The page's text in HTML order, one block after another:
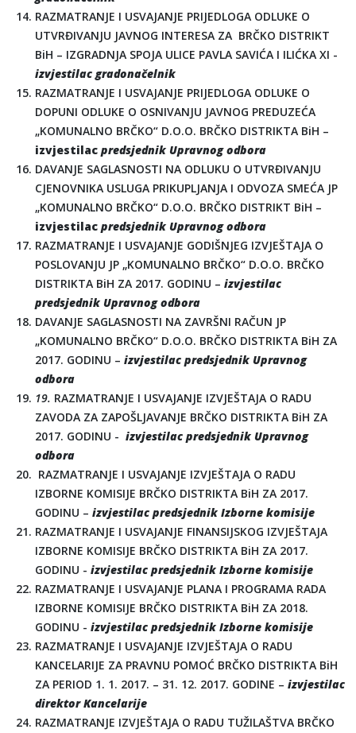
RAZMATRANJE I USVAJANJE PRIJEDLOGA ODLUKE O
UTVRĐIVANJU JAVNOG INTERESA ZA BRČKO DISTRIKT
BiH – IZGRADNJA SPOJA ULICE PAVLA SAVIĆA I ILIĆKA XI -
izvjestilac gradonačelnik
RAZMATRANJE I USVAJANJE PRIJEDLOGA ODLUKE O
DOPUNI ODLUKE O OSNIVANJU JAVNOG PREDUZEĆA
„KOMUNALNO BRČKO“ D.O.O. BRČKO DISTRIKTA BiH –
izvjestilac predsjednik Upravnog odbora
DAVANJE SAGLASNOSTI NA ODLUKU O UTVRĐIVANJU
CJENOVNIKA USLUGA PRIKUPLJANJA I ODVOZA SMEĆA JP
„KOMUNALNO BRČKO“ D.O.O. BRČKO DISTRIKT BiH –
izvjestilac predsjednik Upravnog odbora
RAZMATRANJE I USVAJANJE GODIŠNJEG IZVJEŠTAJA O
POSLOVANJU JP „KOMUNALNO BRČKO“ D.O.O. BRČKO
DISTRIKTA BiH ZA 2017. GODINU – izvjestilac
predsjednik Upravnog odbora
DAVANJE SAGLASNOSTI NA ZAVRŠNI RAČUN JP
„KOMUNALNO BRČKO“ D.O.O. BRČKO DISTRIKTA BiH ZA
2017. GODINU – izvjestilac predsjednik Upravnog
odbora
19. RAZMATRANJE I USVAJANJE IZVJEŠTAJA O RADU
ZAVODA ZA ZAPOŠLJAVANJE BRČKO DISTRIKTA BiH ZA
2017. GODINU - izvjestilac predsjednik Upravnog
odbora
RAZMATRANJE I USVAJANJE IZVJEŠTAJA O RADU
IZBORNE KOMISIJE BRČKO DISTRIKTA BiH ZA 2017.
GODINU – izvjestilac predsjednik Izborne komisije
RAZMATRANJE I USVAJANJE FINANSIJSKOG IZVJEŠTAJA
IZBORNE KOMISIJE BRČKO DISTRIKTA BiH ZA 2017.
GODINU - izvjestilac predsjednik Izborne komisije
RAZMATRANJE I USVAJANJE PLANA I PROGRAMA RADA
IZBORNE KOMISIJE BRČKO DISTRIKTA BiH ZA 2018.
GODINU - izvjestilac predsjednik Izborne komisije
RAZMATRANJE I USVAJANJE IZVJEŠTAJA O RADU
KANCELARIJE ZA PRAVNU POMOĆ BRČKO DISTRIKTA BiH
ZA PERIOD 1. 1. 2017. – 31. 12. 2017. GODINE – izvjestilac
direktor Kancelarije
RAZMATRANJE IZVJEŠTAJA O RADU TUŽILAŠTVA BRČKO